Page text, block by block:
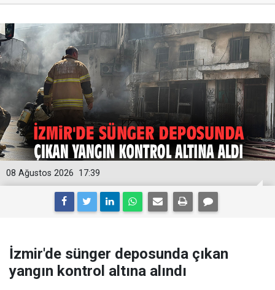
17:39
08 Ağustos 2026
İzmir'de sünger deposunda çıkan
yangın kontrol altına alındı